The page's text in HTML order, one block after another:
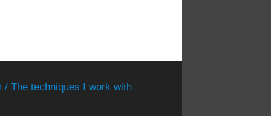
/ The techniques I work with